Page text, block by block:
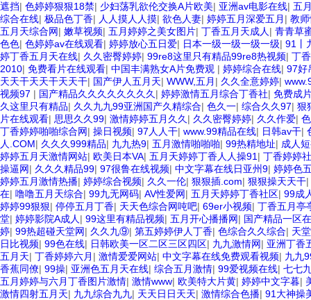
遮挡| 色婷婷狠狠18禁| 少妇荡乳欲伦交换A片欧美| 亚洲av电影在线| 五
综合在线| 极品色丁香| 人人摸人人摸| 欲色人妻| 婷婷五月深爱五月 | 教
五月天综合网| 嫩草视频| 五月婷婷之美女图片| 丁香五月天成人 | 青青草
色色| 色婷婷av在线观看| 婷婷放心五日爱| 日本一级一级一级一级| 91丨
婷丁香五月天在线| 久久密臀婷婷| 99re8这里只有精品99re8热视频| 丁
2010| 免费看片在线观看| 中国丰满熟女A片免费观 | 婷婷综合在线| 97好
天天干天天干天天干| 国产伊人五月天| WWW,五月 | 久久全意婷婷|
视频97 | 国产精品久久久久久久久久 | 婷婷激情五月综合丁香社| 免费成
久这里只有精品| 久久九九99亚洲国产久精综合| 色久一| 综合久久97| 狠
片在线观看| 思思久久99| 激情婷婷五月久久 | 久久密臀婷婷| 久久作爱|
丁香婷婷啪啪综合网| 操日视频| 97人人干| www.99精品在线| 日韩av干|
人.COM| 久久久999精品| 九九热9| 五月激情啪啪啪| 99热精地址| 成人
婷婷五月天激情网站| 欧美日本VA| 五月天婷婷丁香人人操91 | 丁香婷婷
操逼网| 久久久精品99| 97很鲁在线视频| 中文字幕在线日亚州9| 婷婷色
婷婷五月激情热播| 婷婷综合视频| 久久一伦| 狠狠插.com| 狠狠操天天干|
在| 噜噜五月天综合| 99九无网码| AV性爱网| 五月天婷婷丁香社区| 99成
婷婷99狠狠| 停停五月丁香| 天天色综合网吨吧| 69er小视频| 丁香五月亭
堂| 婷婷影院A成人 | 99这里有精品视频| 五月开心播播网| 国产精品一区
婷| 99热超碰天堂网| 久久九⑨| 第五婷婷伊人丁香| 色综合久久综合| 天
日比视频| 99色在线| 日韩欧美一区二区三区四区| 九九激情网| 亚洲丁香
五月天| 丁香婷婷六月 | 激情爱爱网站| 中文字幕在线免费观看视频| 九九
香蕉同僚| 99操| 亚洲色五月天在线| 综合五月激情| 99爱视频在线| 七七
五月婷婷与六月丁香图片激情| 激情www| 欧美特大片黄| 婷婷中文字暮|
激情四射五月天| 九九综合九九| 天天日日天天| 激情综合色播| 91大神操